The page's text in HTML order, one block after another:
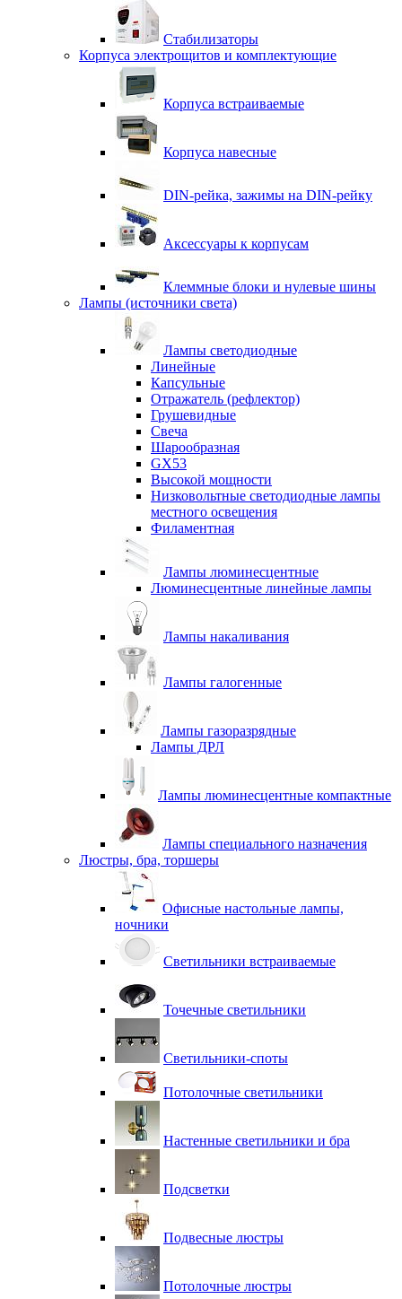
Стабилизаторы
Корпуса электрощитов и комплектующие
Корпуса встраиваемые
Корпуса навесные
DIN-рейка, зажимы на DIN-рейку
Аксессуары к корпусам
Клеммные блоки и нулевые шины
Лампы (источники света)
Лампы светодиодные
Линейные
Капсульные
Отражатель (рефлектор)
Грушевидные
Свеча
Шарообразная
GX53
Высокой мощности
Низковольтные светодиодные лампы
местного освещения
Филаментная
Лампы люминесцентные
Люминесцентные линейные лампы
Лампы накаливания
Лампы галогенные
Лампы газоразрядные
Лампы ДРЛ
Лампы люминесцентные компактные
Лампы специального назначения
Люстры, бра, торшеры
Офисные настольные лампы,
ночники
Светильники встраиваемые
Точечные светильники
Светильники-споты
Потолочные светильники
Настенные светильники и бра
Подсветки
Подвесные люстры
Потолочные люстры